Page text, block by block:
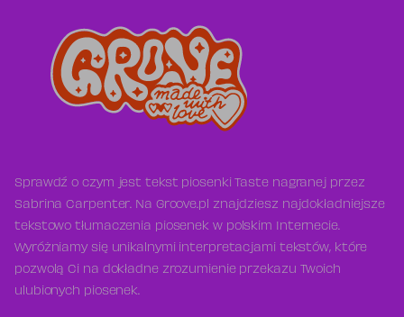
Sprawdź o czym jest tekst piosenki Taste nagranej przez
Sabrina Carpenter. Na Groove.pl znajdziesz najdokładniejsze
tekstowo tłumaczenia piosenek w polskim Internecie.
Wyróżniamy się unikalnymi interpretacjami tekstów, które
pozwolą Ci na dokładne zrozumienie przekazu Twoich
ulubionych piosenek.